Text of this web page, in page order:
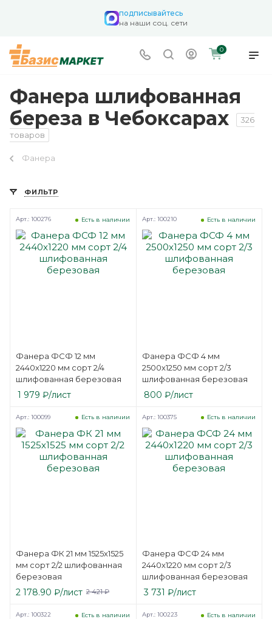
подписывайтесь
на наши соц. сети
0
Фанера шлифованная
береза в Чебоксарах
326
товаров
Фанера
ФИЛЬТР
Фанера ФСФ 12 мм
2440х1220 мм сорт 2/4
шлифованная березовая
Есть в наличии
Арт.: 100276
1 979 ₽/лист
Фанера ФСФ 4 мм
2500х1250 мм сорт 2/3
шлифованная березовая
Есть в наличии
Арт.: 100210
800 ₽/лист
Фанера ФК 21 мм 1525х1525
мм сорт 2/2 шлифованная
березовая
Есть в наличии
Арт.: 100099
2 178.90 ₽/лист 2 421₽
Фанера ФСФ 24 мм
2440х1220 мм сорт 2/3
шлифованная березовая
Есть в наличии
Арт.: 100375
3 731 ₽/лист
Есть в наличии
Арт.: 100322 Есть в наличии
Арт.: 100223